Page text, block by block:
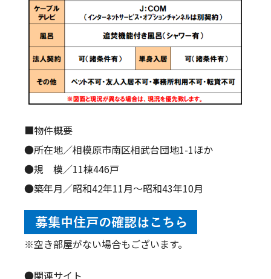
■物件概要
●所在地／相模原市南区相武台団地1-1ほか
●規 模／11棟446戸
●築年月／昭和42年11月～昭和43年10月
※空き部屋がない場合もございます。
●関連サイト